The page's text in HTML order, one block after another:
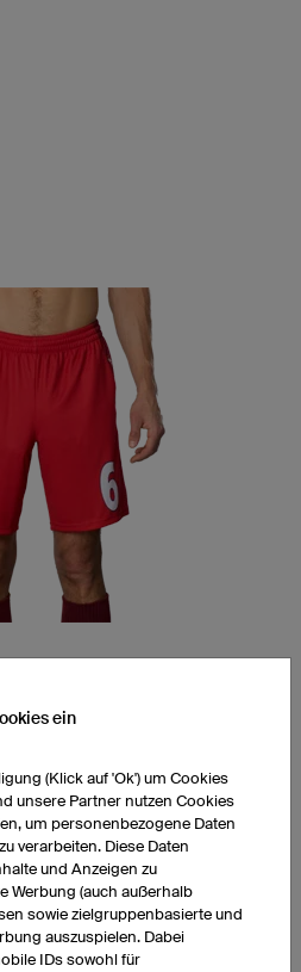
ein
(Klick auf 'Ok') um Cookies
unsere Partner nutzen Cookies
um personenbezogene Daten
verarbeiten. Diese Daten
und Anzeigen zu
Werbung (auch außerhalb
sowie zielgruppenbasierte und
auszuspielen. Dabei
IDs sowohl für